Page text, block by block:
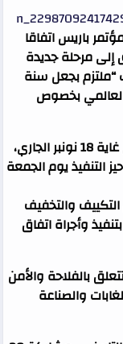
باريس اتفاقا
إلى مرحلة جديدة
“ملتزم بجعل سنة
بخصوص
وتعقد فعاليات كوب 22، التي ستتواصل إلى غاية 18 نونبر الجاري،
التنفيذ يوم الجمعة
والتخفيف
وأجراة اتفاق
بالفلاحة والأمن
والصناعة